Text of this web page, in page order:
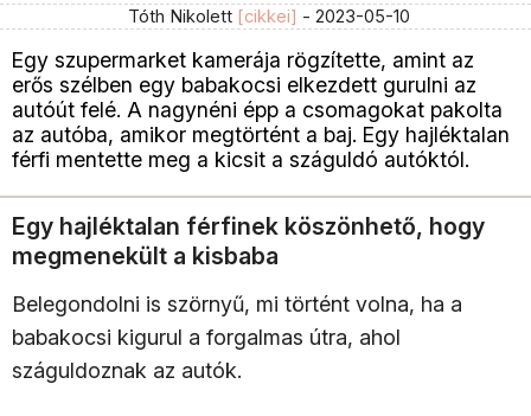
Tóth Nikolett [cikkei] - 2023-05-10
Egy szupermarket kamerája rögzítette, amint az
erős szélben egy babakocsi elkezdett gurulni az
autóút felé. A nagynéni épp a csomagokat pakolta
az autóba, amikor megtörtént a baj. Egy hajléktalan
férfi mentette meg a kicsit a száguldó autóktól.
Egy hajléktalan férfinek köszönhető, hogy
megmenekült a kisbaba
Belegondolni is szörnyű, mi történt volna, ha a
babakocsi kigurul a forgalmas útra, ahol
száguldoznak az autók.